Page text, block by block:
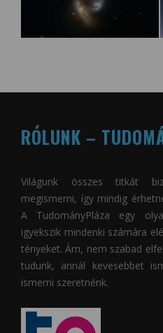
RÓLUNK –
Világunk összes titkát
megismerni, így mindig
A TudományPláza egy
igyekszik mindenki számára
tényeket. Ám, nem szabad
tudunk, annál kevesebbet
ismerni szeretnénk.